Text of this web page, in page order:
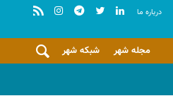
درباره ما
شبکه شهر
مجله شهر